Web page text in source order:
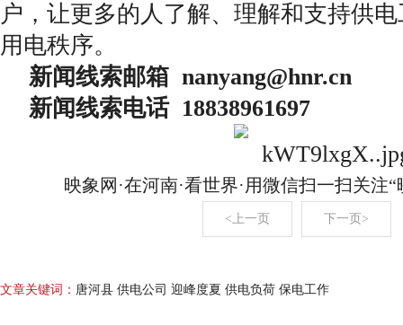
户，让更多的人了解、理解和支持供
用电秩序。
新闻线索邮箱
新闻线索电话 18838961697
映象网·在河南·看世界·用微信扫一扫关
<上一页 下一页>
文章关键词： 唐河县 供电公司 迎峰度夏 供电负荷 保电工作